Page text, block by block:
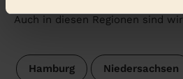
Auch in diesen Regionen sind
Hamburg Niedersachsen